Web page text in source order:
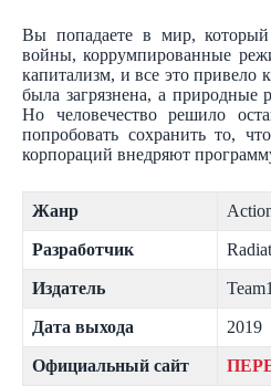
Вы попадаете в мир, который
войны, коррумпированные
капитализм, и все это привело
была загрязнена, а природные
Но человечество решило
попробовать сохранить то,
корпораций внедряют
Жанр
Разработчик
Издатель
Дата выхода 2019
Официальный сайт